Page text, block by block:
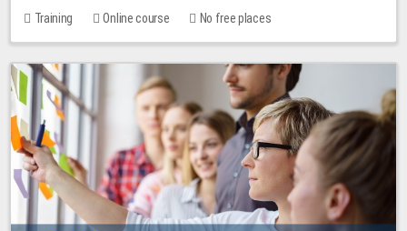
Training Online course No free places